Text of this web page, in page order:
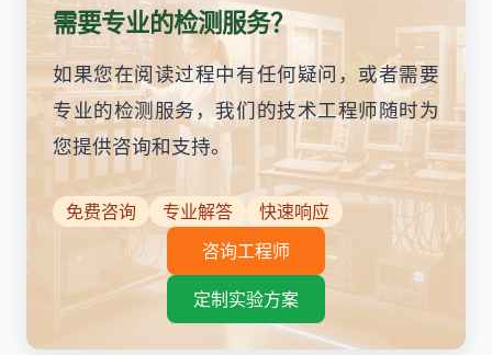
需要专业的检测服务？
如果您在阅读过程中有任何疑问，或者需要
专业的检测服务，我们的技术工程师随时为
您提供咨询和支持。
免费咨询 专业解答
快速响应
咨询工程师
定制实验方案